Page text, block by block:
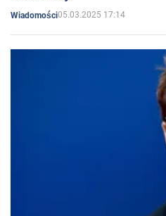
Wiadomości05.03.2025 17:14